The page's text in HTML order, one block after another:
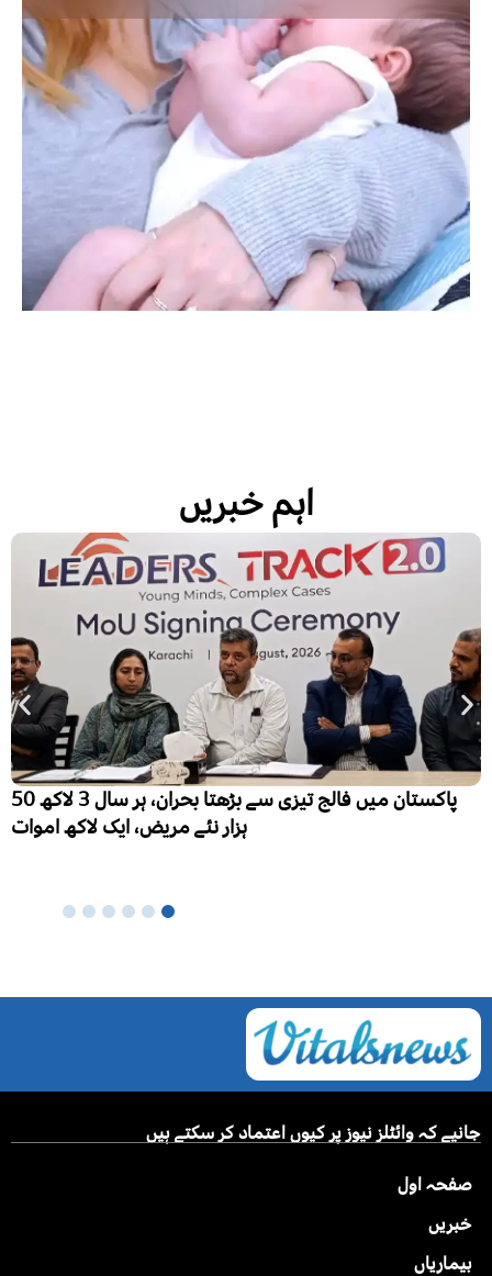
اہم خبریں
پنجاب میں تعلیم کے فروغ سے کزن میرج کا رجحان کم ہونے
لگا، ہر 10 میں سے 6 شادی شدہ خواتین نے رشتہ داروں میں
جانیے کہ وائٹلز نیوز پر کیوں اعتماد کر سکتے ہیں
صفحہ اول
خبریں
بیماریاں